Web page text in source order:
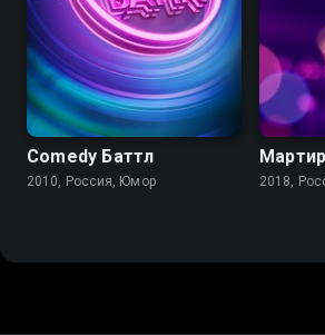
Comedy Баттл
2010, Россия, Юмор 2018,